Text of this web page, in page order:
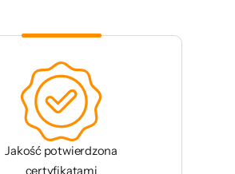
Jakość potwierdzona